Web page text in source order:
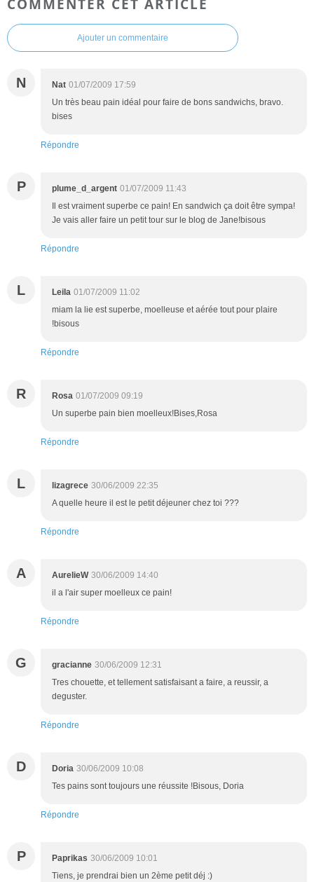
COMMENTER CET ARTICLE
Ajouter un commentaire
N Nat 01/07/2009 17:59
Un très beau pain idéal pour faire de bons sandwichs, bravo.
bises
Répondre
P plume_d_argent 01/07/2009 11:43
Il est vraiment superbe ce pain! En sandwich ça doit être sympa!
Je vais aller faire un petit tour sur le blog de Jane!bisous
Répondre
L Leila 01/07/2009 11:02
miam la lie est superbe, moelleuse et aérée tout pour plaire
!bisous
Répondre
R Rosa 01/07/2009 09:19
Un superbe pain bien moelleux!Bises,Rosa
Répondre
L lizagrece 30/06/2009 22:35
A quelle heure il est le petit déjeuner chez toi ???
Répondre
A AurelieW 30/06/2009 14:40
il a l'air super moelleux ce pain!
Répondre
G gracianne 30/06/2009 12:31
Tres chouette, et tellement satisfaisant a faire, a reussir, a
deguster.
Répondre
D Doria 30/06/2009 10:08
Tes pains sont toujours une réussite !Bisous, Doria
Répondre
P Paprikas 30/06/2009 10:01
Tiens, je prendrai bien un 2ème petit déj :)